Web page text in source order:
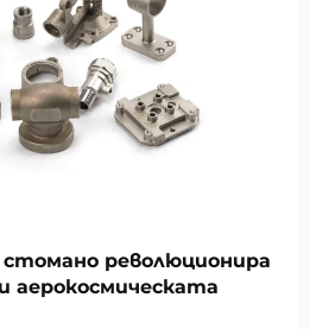
революционира
аерокосмическата